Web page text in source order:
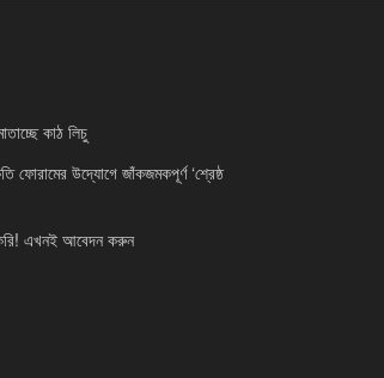
কাঠ লিচু
ফোরামের উদ্যোগে জাঁকজমকপূর্ণ ‘শ্রেষ্ঠ
এখনই আবেদন করুন